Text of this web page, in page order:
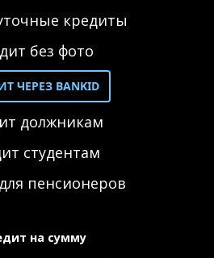
кредиты
без фото
ЧЕРЕЗ BANKID
должникам
студентам
пенсионеров
на сумму